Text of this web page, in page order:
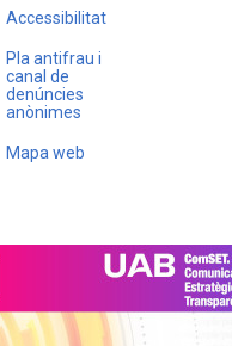
Accessibilitat
Pla antifrau i
canal de
denúncies
anònimes
Mapa web